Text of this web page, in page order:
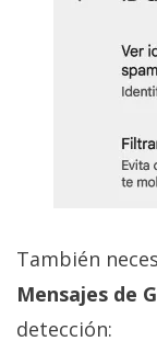
También
Mensajes de
detección: